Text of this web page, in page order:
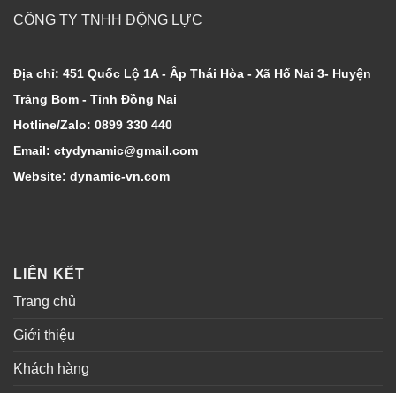
CÔNG TY TNHH ĐỘNG LỰC
Địa chỉ: 451 Quốc Lộ 1A - Ấp Thái Hòa - Xã Hố Nai 3- Huyện
Trảng Bom - Tỉnh Đồng Nai
Hotline/Zalo: 0899 330 440
Email: ctydynamic@gmail.com
Website: dynamic-vn.com
LIÊN KẾT
Trang chủ
Giới thiệu
Khách hàng